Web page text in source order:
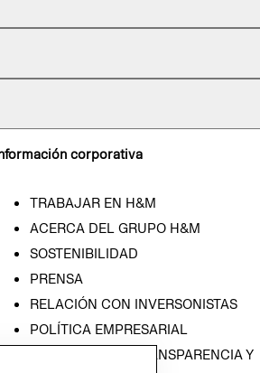
corporativa
TRABAJAR EN H&M
ACERCA DEL GRUPO H&M
SOSTENIBILIDAD
PRENSA
RELACIÓN CON INVERSONISTAS
POLÍTICA EMPRESARIAL
PROGRAMA DE TRANSPARENCIA Y